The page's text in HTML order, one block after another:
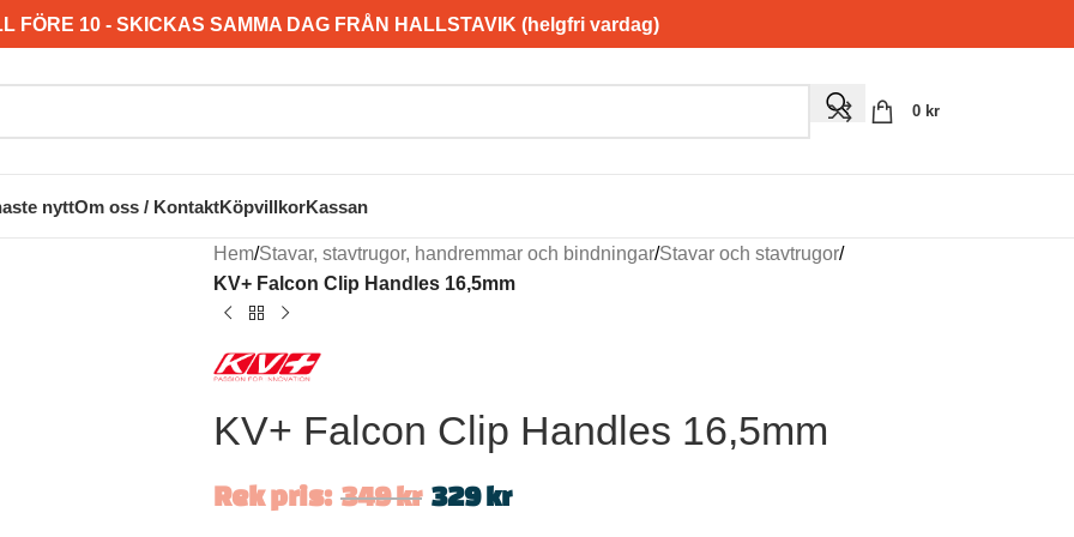
FÖRE 10 - SKICKAS SAMMA DAG FRÅN HALLSTAVIK (helgfri vardag)
0 kr
nyttOm oss / KontaktKöpvillkorKassan
Hem/Stavar, stavtrugor, handremmar och bindningar/Stavar och stavtrugor/
KV+ Falcon Clip Handles 16,5mm
KV+ Falcon Clip Handles 16,5mm
Rek pris: 349kr 329kr